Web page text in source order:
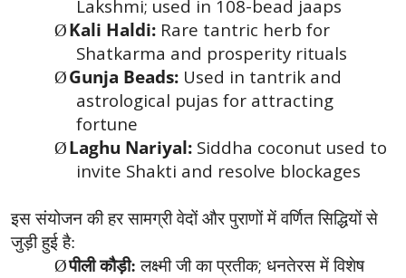
Lakshmi; used in 108-bead jaaps
ØKali Haldi: Rare tantric herb for
Shatkarma and prosperity rituals
ØGunja Beads: Used in tantrik and
astrological pujas for attracting
fortune
ØLaghu Nariyal: Siddha coconut used to
invite Shakti and resolve blockages
इस संयोजन की हर सामग्री वेदों और पुराणों में वर्णित सिद्धियों से
जुड़ी हुई है:
Øपीली कौड़ी: लक्ष्मी जी का प्रतीक; धनतेरस में विशेष